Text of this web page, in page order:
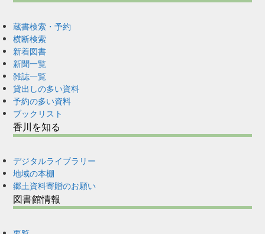
蔵書検索・予約
横断検索
新着図書
新聞一覧
雑誌一覧
貸出しの多い資料
予約の多い資料
ブックリスト
香川を知る
デジタルライブラリー
地域の本棚
郷土資料寄贈のお願い
図書館情報